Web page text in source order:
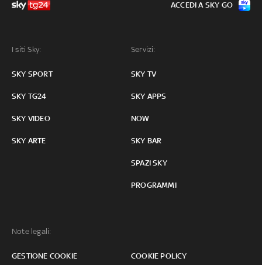
I siti Sky:
SKY SPORT
SKY TG24
SKY VIDEO
SKY ARTE
Servizi:
SKY TV
SKY APPS
NOW
SKY BAR
SPAZI SKY
PROGRAMMI
Note legali:
GESTIONE COOKIE COOKIE POLICY
ACCEDI A SKY GO